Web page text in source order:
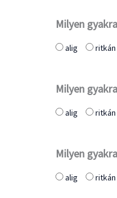
Milyen
alig ritkán
Milyen
alig ritkán
Milyen
alig ritkán